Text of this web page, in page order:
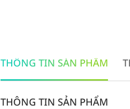
THÔNG TIN SẢN PHẨM
THÔNG TIN SẢN PHẨM